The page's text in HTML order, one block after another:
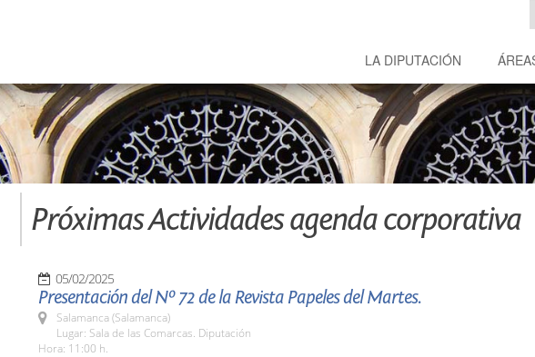
LA DIPUTACIÓN
Próximas Actividades agenda corporativa
05/02/2025
Presentación del Nº 72 de la Revista Papeles del Martes.
Salamanca (Salamanca)
Lugar: Sala de las Comarcas. Diputación
Hora: 11:00 h.